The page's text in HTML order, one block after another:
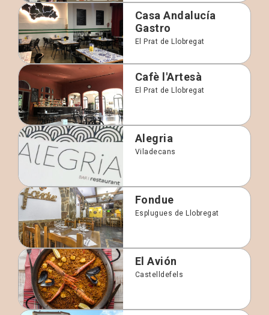
Casa Andalucía
Gastro
El Prat de Llobregat
Cafè l'Artesà
El Prat de Llobregat
Alegria
Viladecans
Fondue
Esplugues de Llobregat
El Avión
Castelldefels